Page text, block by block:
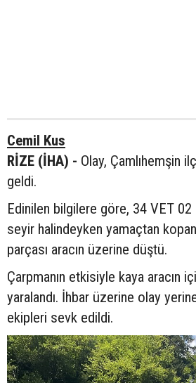
Cemil Kus
RİZE (İHA) - Olay, Çamlıhemşin
geldi.
Edinilen bilgilere göre, 34 VET 02
seyir halindeyken yamaçtan
parçası aracın üzerine düştü.
Çarpmanın etkisiyle kaya aracın
yaralandı. İhbar üzerine olay
ekipleri sevk edildi.